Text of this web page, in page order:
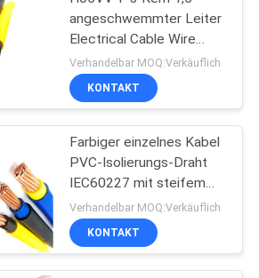
angeschwemmter Leiter
Electrical Cable Wire
Sqmm CU
Verhandelbar MOQ:Verkäuflich
KONTAKT
Farbiger einzelnes Kabel
PVC-Isolierungs-Draht
IEC60227 mit steifem
Leiter
Verhandelbar MOQ:Verkäuflich
KONTAKT